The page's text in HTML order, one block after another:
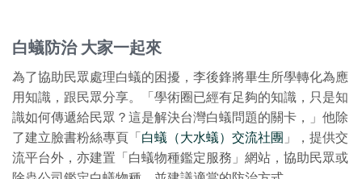
白蟻防治 大家一起來
為了協助民眾處理白蟻的困擾，李後鋒將畢生所學轉化為應
用知識，跟民眾分享。「學術圈已經有足夠的知識，只是知
識如何傳遞給民眾？這是解決台灣白蟻問題的關卡，」他除
了建立臉書粉絲專頁「白蟻（大水蟻）交流社團 」，提供交
流平台外，亦建置「白蟻物種鑑定服務」網站，協助民眾或